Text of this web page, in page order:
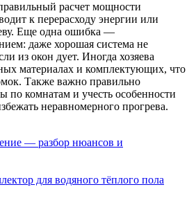
расчет мощности
к перерасходу энергии или
Еще одна ошибка —
даже хорошая система не
из окон дует. Иногда хозяева
материалах и комплектующих, что
Также важно правильно
по комнатам и учесть особенности
неравномерного прогрева.
— разбор нюансов и
для водяного тёплого пола